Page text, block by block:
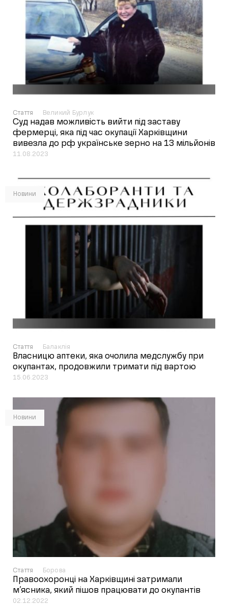
Стаття Великий Бурлук
Суд надав можливість вийти під заставу
фермерці, яка під час окупації Харківщини
вивезла до рф українське зерно на 13 мільйонів
11.08.2023
Новини
Стаття Балаклія
Власницю аптеки, яка очолила медслужбу при
окупантах, продовжили тримати під вартою
15.06.2023
Новини
Стаття Борова
Правоохоронці на Харківщині затримали
м’ясника, який пішов працювати до окупантів
02.12.2022